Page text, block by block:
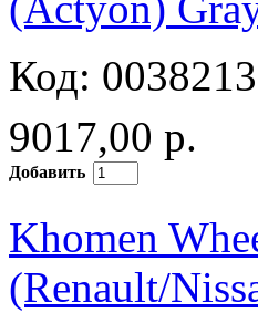
Код:
9017,00 р.
Добавить
Khomen
(Renault/